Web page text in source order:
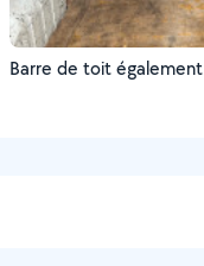
Barre de toit également